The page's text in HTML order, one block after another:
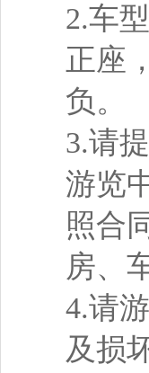
2.车
正座
负。
3.请
游览
照合
房、
4.请
及损